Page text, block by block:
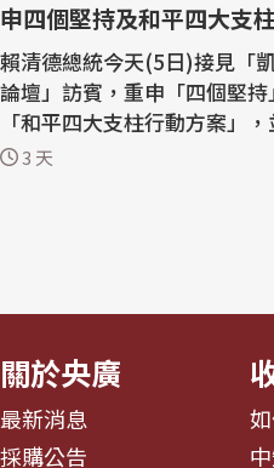
申四個堅持及和平四大支柱
賴清德總統今天(5日)接見「
論壇」訪賓，重申「四個堅持
「和平四大支柱行動方案」
台灣推動社會防衛韌性，民眾
3 天
關於央廣
最新消息
採購公告